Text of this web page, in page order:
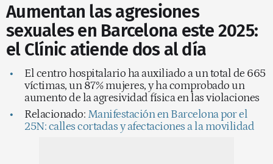
Aumentan las agresiones
sexuales en Barcelona este 2025:
el Clínic atiende dos al día
El centro hospitalario ha auxiliado a un total de 665
víctimas, un 87% mujeres, y ha comprobado un
aumento de la agresividad física en las violaciones
Relacionado: Manifestación en Barcelona por el
25N: calles cortadas y afectaciones a la movilidad